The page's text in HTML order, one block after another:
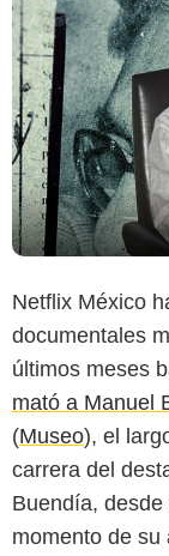
Netflix México
documentales
últimos meses
mató a Manuel
(Museo), el
carrera del
Buendía,
momento de su